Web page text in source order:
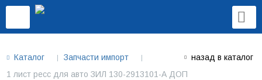
Каталог
Запчасти импорт
1 лист ресс для авто ЗИЛ 130-2913101-А ДОП
назад в каталог